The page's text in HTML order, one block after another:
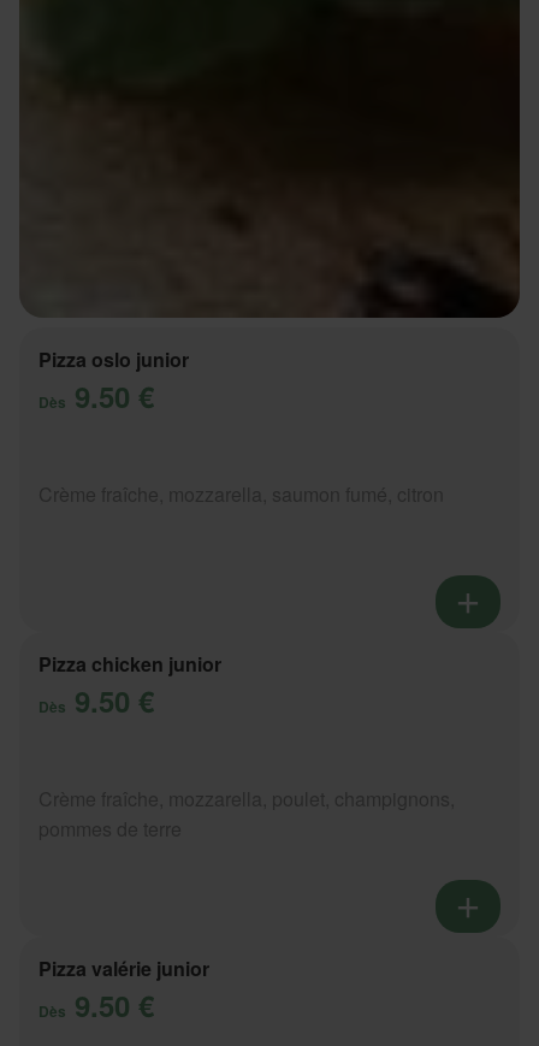
Pizza oslo junior
Dès 9.50 €
Pizza chicken junior
Dès 9.50 €
Pizza valérie junior
Dès 9.50 €